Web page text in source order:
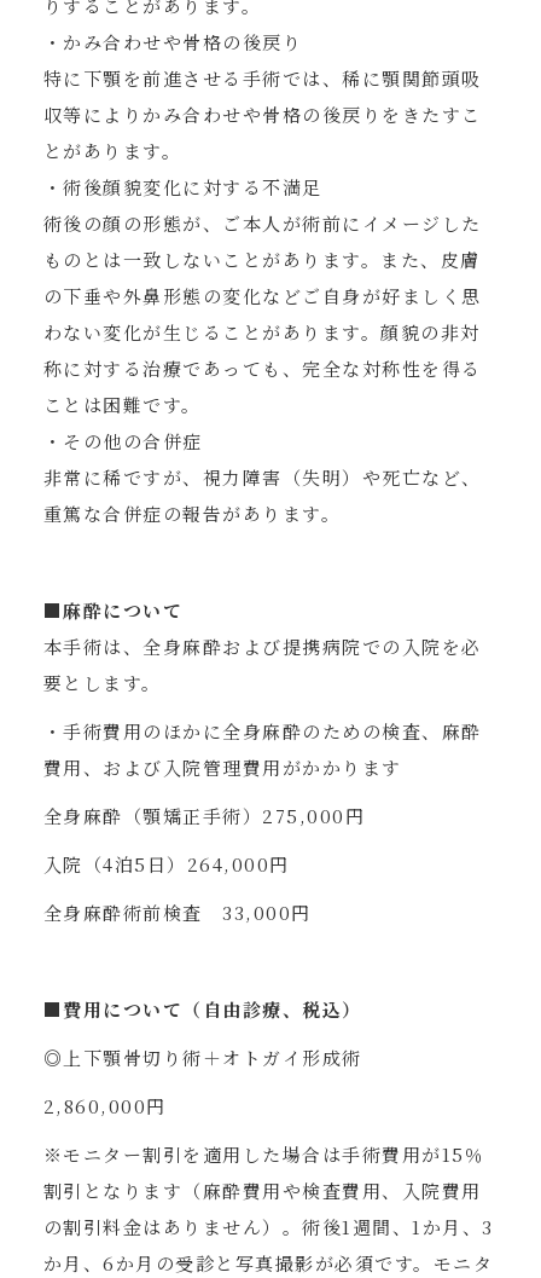
りすることがあります。
・かみ合わせや骨格の後戻り
特に下顎を前進させる手術では、稀に顎関節頭吸
収等によりかみ合わせや骨格の後戻りをきたすこ
とがあります。
・術後顔貌変化に対する不満足
術後の顔の形態が、ご本人が術前にイメージした
ものとは一致しないことがあります。また、皮膚
の下垂や外鼻形態の変化などご自身が好ましく思
わない変化が生じることがあります。顔貌の非対
称に対する治療であっても、完全な対称性を得る
ことは困難です。
・その他の合併症
非常に稀ですが、視力障害（失明）や死亡など、
重篤な合併症の報告があります。
■麻酔について
本手術は、全身麻酔および提携病院での入院を必
要とします。
・手術費用のほかに全身麻酔のための検査、麻酔
費用、および入院管理費用がかかります
全身麻酔（顎矯正手術）275,000円
入院（4泊5日）264,000円
全身麻酔術前検査 33,000円
■費用について（自由診療、税込）
◎上下顎骨切り術＋オトガイ形成術
2,860,000円
※モニター割引を適用した場合は手術費用が15％
割引となります（麻酔費用や検査費用、入院費用
の割引料金はありません）。術後1週間、1か月、3
か月、6か月の受診と写真撮影が必須です。モニタ